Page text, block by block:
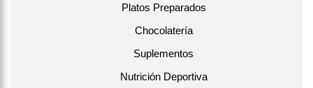
Platos Preparados
Chocolatería
Suplementos
Nutrición Deportiva